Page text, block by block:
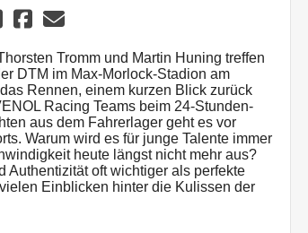
Tromm und Martin Huning treffen
DTM im Max-Morlock-Stadion am
Rennen, einem kurzen Blick zurück
Racing Teams beim 24-Stunden-
aus dem Fahrerlager geht es vor
Warum wird es für junge Talente immer
heute längst nicht mehr aus?
Authentizität oft wichtiger als perfekte
Einblicken hinter die Kulissen der